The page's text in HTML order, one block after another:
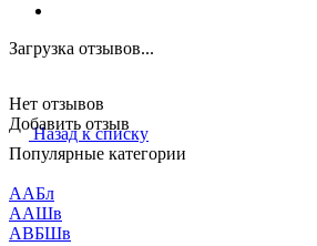
Загрузка отзывов...
Нет отзывов
Добавить отзыв
Назад к списку
Популярные категории
ААБл
ААШв
АВБШв